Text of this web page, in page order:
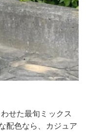
せた最旬ミックス
配色なら、カジュア